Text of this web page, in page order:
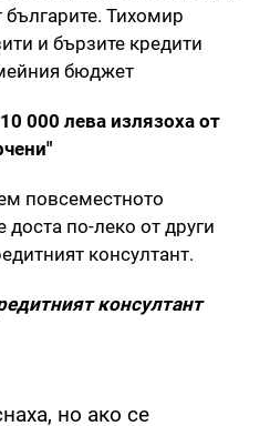
българите. Тихомир
и бързите кредити
бюджет
000 лева излязоха от
повсеместното
доста по-леко от други
консултант.
консултант
но ако се